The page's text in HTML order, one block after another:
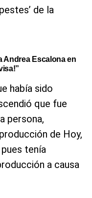
de la
Andrea Escalona en
había sido
que fue
persona,
de Hoy,
tenía
a causa